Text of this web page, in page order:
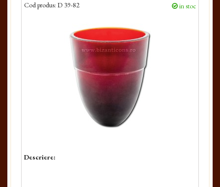
Cod produs: D 39-82 in stoc
Descriere: